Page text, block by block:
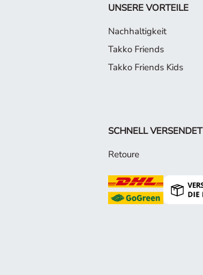
UNSERE VORTEILE
Nachhaltigkeit
Takko Friends
Takko Friends Kids
SCHNELL VERSENDET
Retoure